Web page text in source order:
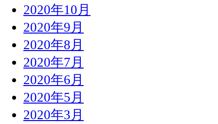
2020年10月
2020年9月
2020年8月
2020年7月
2020年6月
2020年5月
2020年3月